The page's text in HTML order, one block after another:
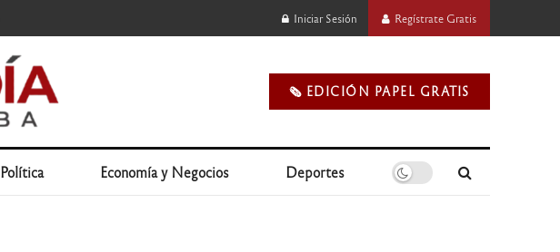
Iniciar Sesión Regístrate Gratis
🗞️ EDICIÓN PAPEL GRATIS
Política Economía y Negocios Deportes